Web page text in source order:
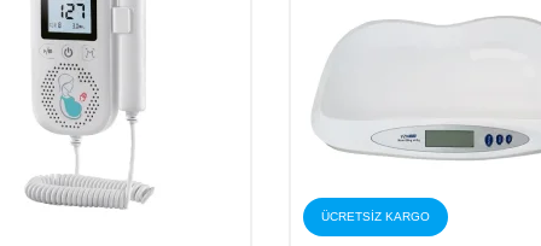
ÜCRETSİZ KARGO